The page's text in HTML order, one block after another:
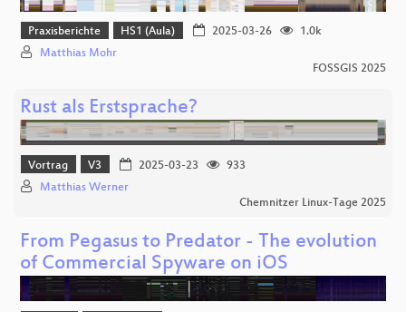
Praxisberichte HS1 (Aula) 2025-03-26
1.0k
Matthias Mohr
FOSSGIS 2025
Rust als Erstsprache?
Vortrag V3 2025-03-23
933
Matthias Werner
Chemnitzer Linux-Tage 2025
From Pegasus to Predator - The evolution
of Commercial Spyware on iOS